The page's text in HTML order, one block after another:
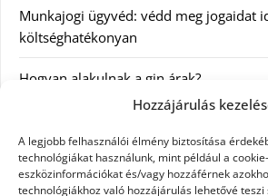
Hozzájárulás
A legjobb felhasználói élmény biztosítása
technológiákat használunk, mint például a
eszközinformációkat és/vagy hozzáférnek
technológiákhoz való hozzájárulás lehetővé
Munkajogi ügyvéd: védd meg jogaidat
költséghatékonyan
Hogyan alakulnak a gin árak?
Kategóriák
Egészség